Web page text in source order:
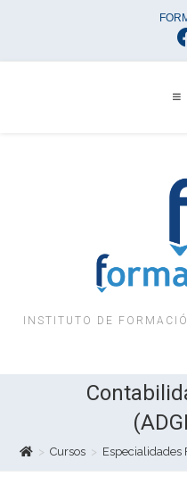
INSTITUTO DE
> Cursos > Especialidades